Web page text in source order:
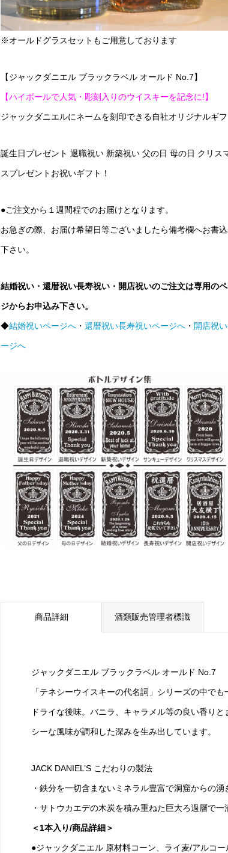
※オールドグラスセットもご用意しております
【ジャックダニエル ブラックラベル オールド No.7】
【ハイボールで人気・彫刻入りのウイスキーを記念に!】
ジャックダニエルにネームを刻印できる自社オリジナルギフ
誕生日プレゼント 退職祝い 新築祝い 父の日 母の日 クリス
スプレゼントお祝いギフト！
●ご注文から１週間程でのお届けとなります。
お急ぎの際、お届け希望日等ございましたら備考欄へお書
下さい。
結婚祝い・還暦祝い長寿祝い・開店祝いのご注文は専用の
ジからお申込み下さい。
◆結婚祝いページへ・ 還暦祝い長寿祝いページへ・ 開店祝
ージへ
商品詳細 酒類販売管理者標識
ジャックダニエル ブラックラベル オールド No.7
「テネシーウイスキーの代名詞」シリーズの中で
ドライな後味。バニラ、キャラメル等の良い香り
シーな風味が調和した深みを生み出しています。
JACK DANIEL’S こだわりの製法
・鉄分を一切含まないミネラル豊富で洞窟からの湧
・サトウカエデの木炭を積み重ねた巨大ろ過層で一
＜1本入り/商品詳細＞
●ジャックダニエル 原材料コーン、ライ麦/アルコー